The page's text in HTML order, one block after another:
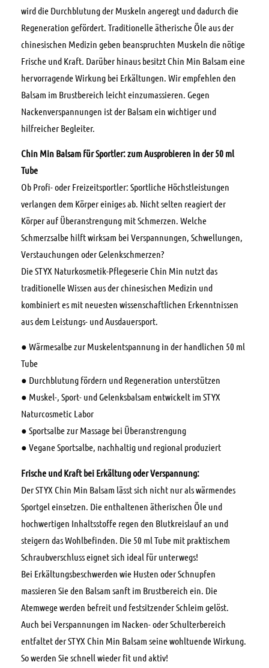
wird die Durchblutung der Muskeln angeregt und dadurch die
Regeneration gefördert. Traditionelle ätherische Öle aus der
chinesischen Medizin geben beanspruchten Muskeln die nötige
Frische und Kraft. Darüber hinaus besitzt Chin Min Balsam eine
hervorragende Wirkung bei Erkältungen. Wir empfehlen den
Balsam im Brustbereich leicht einzumassieren. Gegen
Nackenverspannungen ist der Balsam ein wichtiger und
hilfreicher Begleiter.
Chin Min Balsam für Sportler: zum Ausprobieren in der 50 ml
Tube
Ob Profi- oder Freizeitsportler: Sportliche Höchstleistungen
verlangen dem Körper einiges ab. Nicht selten reagiert der
Körper auf Überanstrengung mit Schmerzen. Welche
Schmerzsalbe hilft wirksam bei Verspannungen, Schwellungen,
Verstauchungen oder Gelenkschmerzen?
Die STYX Naturkosmetik-Pflegeserie Chin Min nutzt das
traditionelle Wissen aus der chinesischen Medizin und
kombiniert es mit neuesten wissenschaftlichen Erkenntnissen
aus dem Leistungs- und Ausdauersport.
● Wärmesalbe zur Muskelentspannung in der handlichen 50 ml
Tube
● Durchblutung fördern und Regeneration unterstützen
● Muskel-, Sport- und Gelenksbalsam entwickelt im STYX
Naturcosmetic Labor
● Sportsalbe zur Massage bei Überanstrengung
● Vegane Sportsalbe, nachhaltig und regional produziert
Frische und Kraft bei Erkältung oder Verspannung:
Der STYX Chin Min Balsam lässt sich nicht nur als wärmendes
Sportgel einsetzen. Die enthaltenen ätherischen Öle und
hochwertigen Inhaltsstoffe regen den Blutkreislauf an und
steigern das Wohlbefinden. Die 50 ml Tube mit praktischem
Schraubverschluss eignet sich ideal für unterwegs!
Bei Erkältungsbeschwerden wie Husten oder Schnupfen
massieren Sie den Balsam sanft im Brustbereich ein. Die
Atemwege werden befreit und festsitzender Schleim gelöst.
Auch bei Verspannungen im Nacken- oder Schulterbereich
entfaltet der STYX Chin Min Balsam seine wohltuende Wirkung.
So werden Sie schnell wieder fit und aktiv!